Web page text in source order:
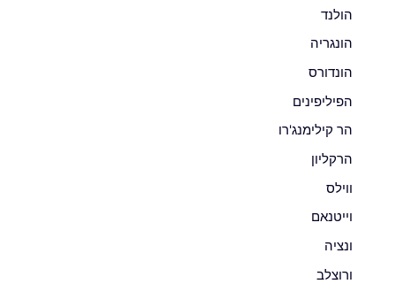
הולנד
הונגריה
הונדורס
הפיליפינים
הר קילימנג'רו
הרקליון
ווילס
וייטנאם
ונציה
ורוצלב